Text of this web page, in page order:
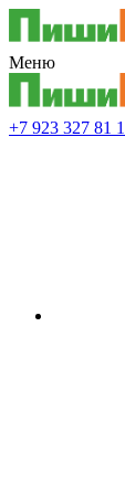
Меню
+7 923 327 81